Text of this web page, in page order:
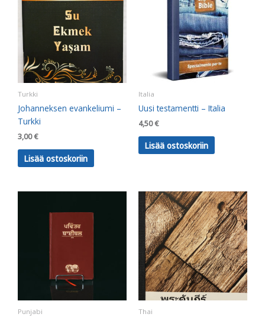
Turkki
Johanneksen evankeliumi –
Turkki
3,00€
Lisää ostoskoriin
Italia
Uusi testamentti – Italia
4,50€
Lisää ostoskoriin
Punjabi Thai